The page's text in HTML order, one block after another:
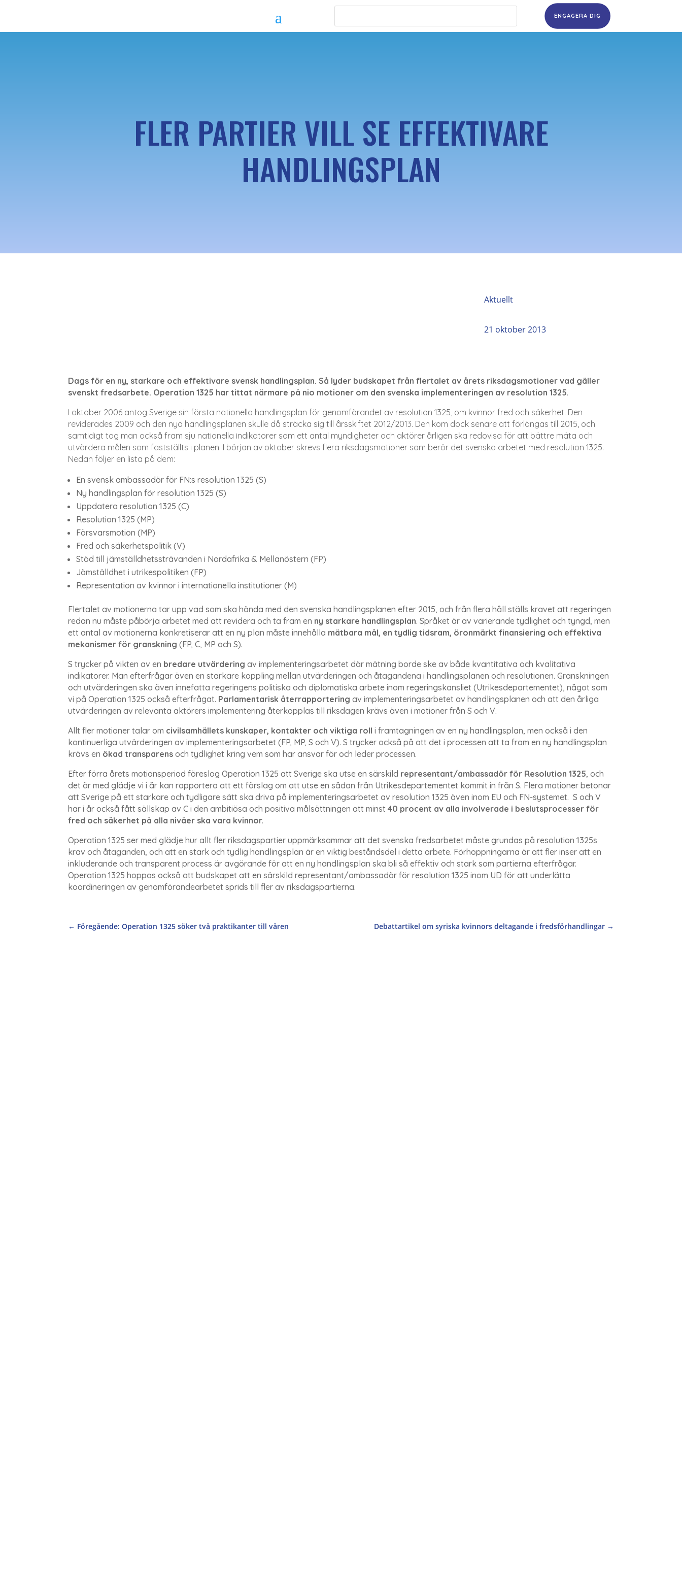
ENGAGERA DIG
FLER PARTIER VILL SE EFFEKTIVARE
HANDLINGSPLAN
Aktuellt
21 oktober 2013
Dags för en ny, starkare och effektivare svensk handlingsplan. Så lyder budskapet från flertalet av årets riksdagsmotioner vad gäller
svenskt fredsarbete. Operation 1325 har tittat närmare på nio motioner om den svenska implementeringen av resolution 1325.
I oktober 2006 antog Sverige sin första nationella handlingsplan för genomförandet av resolution 1325, om kvinnor fred och säkerhet. Den
reviderades 2009 och den nya handlingsplanen skulle då sträcka sig till årsskiftet 2012/2013. Den kom dock senare att förlängas till 2015, och
samtidigt tog man också fram sju nationella indikatorer som ett antal myndigheter och aktörer årligen ska redovisa för att bättre mäta och
utvärdera målen som fastställts i planen. I början av oktober skrevs flera riksdagsmotioner som berör det svenska arbetet med resolution 1325.
Nedan följer en lista på dem:
En svensk ambassadör för FN:s resolution 1325 (S)
Ny handlingsplan för resolution 1325 (S)
Uppdatera resolution 1325 (C)
Resolution 1325 (MP)
Försvarsmotion (MP)
Fred och säkerhetspolitik (V)
Stöd till jämställdhetssträvanden i Nordafrika & Mellanöstern (FP)
Jämställdhet i utrikespolitiken (FP)
Representation av kvinnor i internationella institutioner (M)
Flertalet av motionerna tar upp vad som ska hända med den svenska handlingsplanen efter 2015, och från flera håll ställs kravet att regeringen
redan nu måste påbörja arbetet med att revidera och ta fram en ny starkare handlingsplan. Språket är av varierande tydlighet och tyngd, men
ett antal av motionerna konkretiserar att en ny plan måste innehålla mätbara mål, en tydlig tidsram, öronmärkt finansiering och effektiva
mekanismer för granskning (FP, C, MP och S).
S trycker på vikten av en bredare utvärderingav implementeringsarbetet där mätning borde ske av både kvantitativa och kvalitativa
indikatorer. Man efterfrågar även en starkare koppling mellan utvärderingen och åtagandena i handlingsplanen och resolutionen. Granskningen
och utvärderingen ska även innefatta regeringens politiska och diplomatiska arbete inom regeringskansliet (Utrikesdepartementet), något som
vi på Operation 1325 också efterfrågat. Parlamentarisk återrapportering av implementeringsarbetet av handlingsplanen och att den årliga
utvärderingen av relevanta aktörers implementering återkopplas till riksdagen krävs även i motioner från S och V.
Allt fler motioner talar om civilsamhällets kunskaper, kontakter och viktiga roll i framtagningen av en ny handlingsplan, men också i den
kontinuerliga utvärderingen av implementeringsarbetet (FP, MP, S och V). S trycker också på att det i processen att ta fram en ny handlingsplan
krävs en ökad transparensoch tydlighet kring vem som har ansvar för och leder processen.
Efter förra årets motionsperiod föreslog Operation 1325 att Sverige ska utse en särskild representant/ambassadör för Resolution 1325, och
det är med glädje vi i år kan rapportera att ett förslag om att utse en sådan från Utrikesdepartementet kommit in från S. Flera motioner betonar
att Sverige på ett starkare och tydligare sätt ska driva på implementeringsarbetet av resolution 1325 även inom EU och FN-systemet. S och V
har i år också fått sällskap av C i den ambitiösa och positiva målsättningen att minst40 procent av alla involverade i beslutsprocesser för
fred och säkerhet på alla nivåer ska vara kvinnor.
Operation 1325 ser med glädje hur allt fler riksdagspartier uppmärksammar att det svenska fredsarbetet måste grundas på resolution 1325s
krav och åtaganden, och att en stark och tydlig handlingsplan är en viktig beståndsdel i detta arbete. Förhoppningarna är att fler inser att en
inkluderande och transparent process är avgörande för att en ny handlingsplan ska bli så effektiv och stark som partierna efterfrågar.
Operation 1325 hoppas också att budskapet att en särskild representant/ambassadör för resolution 1325 inom UD för att underlätta
koordineringen av genomförandearbetet sprids till fler av riksdagspartierna.
← Föregående: Operation 1325 söker två praktikanter till våren Debattartikel om syriska kvinnors deltagande i fredsförhandlingar→